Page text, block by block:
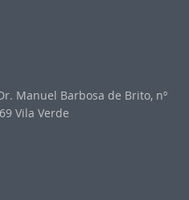
Manuel Barbosa de Brito, nº
Vila Verde